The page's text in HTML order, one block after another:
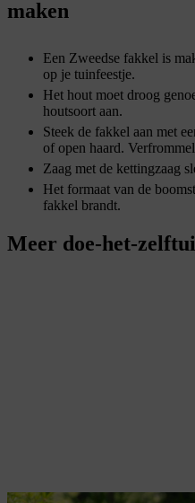
maken
Een Zweedse fakkel is
op je tuinfeestje.
Het hout moet droog
houtsoort aan.
Steek de fakkel aan met
of open haard.
Zaag met de kettingzaag
Het formaat van de
fakkel brandt.
Meer doe-het-